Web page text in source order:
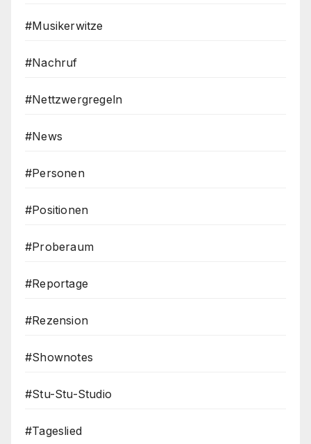
#Musikerwitze
#Nachruf
#Nettzwergregeln
#News
#Personen
#Positionen
#Proberaum
#Reportage
#Rezension
#Shownotes
#Stu-Stu-Studio
#Tageslied